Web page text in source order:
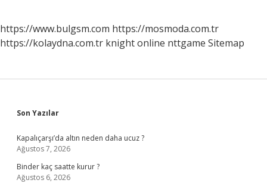
https://www.bulgsm.com https://mosmoda.com.tr
https://kolaydna.com.tr knight online nttgame Sitemap
Sidebar
Son Yazılar
Kapalıçarşı’da altın neden daha ucuz ?
Ağustos 7, 2026
Binder kaç saatte kurur ?
Ağustos 6, 2026